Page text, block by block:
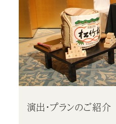
演出・プランのご紹介